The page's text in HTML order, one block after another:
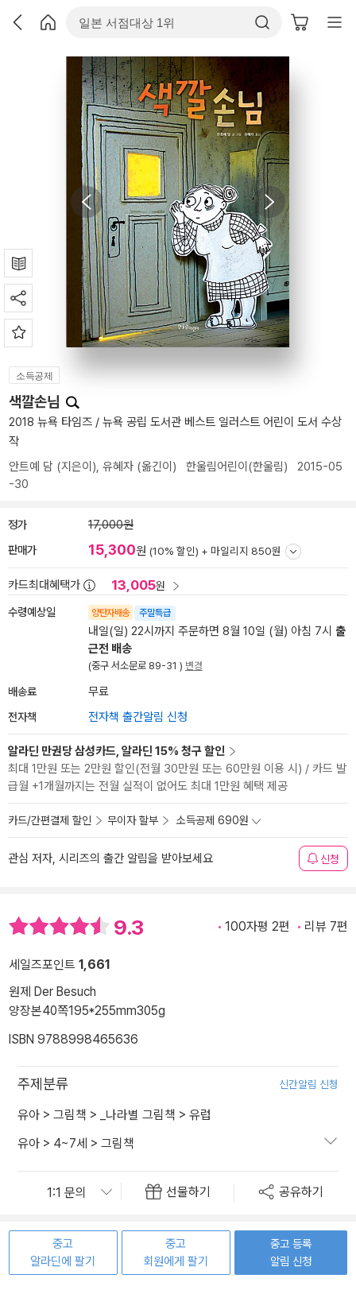
소득공제
색깔손님
2018 뉴욕 타임즈 / 뉴욕 공립 도서관 베스트 일러스트 어린이 도서 수상
작
안트예 담 (지은이), 유혜자 (옮긴이) 한울림어린이(한울림) 2015-05
-30
정가 17,000원
판매가 15,300원 (10% 할인) + 마일리지 850원
카드최대혜택가 13,005원
수령예상일 양탄자배송 주말특급
내일(일) 22시까지 주문하면 8월 10일 (월) 아침 7시 출
근전 배송
(중구 서소문로 89-31 ) 변경
배송료 무료
전자책 전자책 출간알림 신청
알라딘 만권당 삼성카드, 알라딘 15% 청구 할인
최대 1만원 또는 2만원 할인(전월 30만원 또는 60만원 이용 시) / 카드 발
급월 +1개월까지는 전월 실적이 없어도 최대 1만원 혜택 제공
카드/간편결제 할인 무이자 할부 소득공제 690원
관심 저자, 시리즈의 출간 알림을 받아보세요 신청
9.3 100자평 2편 리뷰 7편
세일즈포인트 1,661
원제 Der Besuch
양장본40쪽195*255mm305g
ISBN 9788998465636
주제분류 신간알림 신청
유아 > 그림책 > _나라별 그림책 > 유럽
유아 > 4~7세 > 그림책
선물하기 공유하기
중고
알라딘에 팔기
중고
회원에게 팔기
중고 등록
알림 신청